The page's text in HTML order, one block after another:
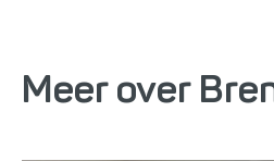
Meer over